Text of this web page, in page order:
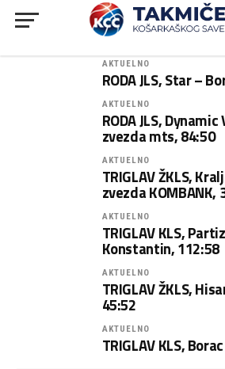
AKTUELNO
RODA JLS, Star –
AKTUELNO
RODA JLS, Dynamic
zvezda mts, 84:50
AKTUELNO
TRIGLAV ŽKLS,
zvezda KOMBANK,
AKTUELNO
TRIGLAV KLS,
Konstantin, 112:58
AKTUELNO
TRIGLAV ŽKLS,
45:52
AKTUELNO
TRIGLAV KLS,